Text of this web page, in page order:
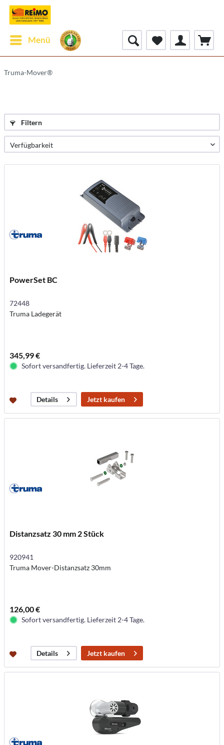
Menü
Truma-Mover®
Filtern
PowerSet BC
72448
Truma Ladegerät
345,99 €
Sofort versandfertig. Lieferzeit 2-4 Tage.
Details Jetzt kaufen
Distanzsatz 30 mm 2 Stück
920941
Truma Mover-Distanzsatz 30mm
126,00 €
Sofort versandfertig. Lieferzeit 2-4 Tage.
Details Jetzt kaufen